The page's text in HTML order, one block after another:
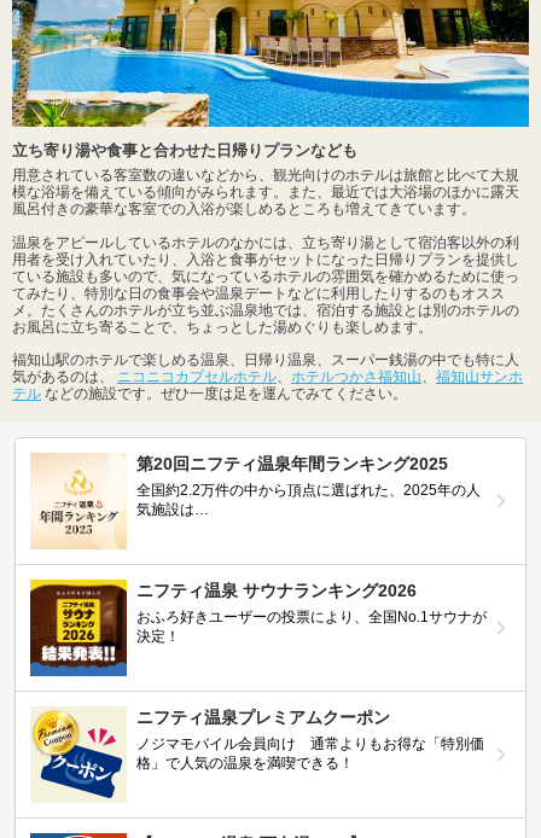
立ち寄り湯や食事と合わせた日帰りプランなども
用意されている客室数の違いなどから、観光向けのホテルは旅館と比べて大規
模な浴場を備えている傾向がみられます。また、最近では大浴場のほかに露天
風呂付きの豪華な客室での入浴が楽しめるところも増えてきています。
温泉をアピールしているホテルのなかには、立ち寄り湯として宿泊客以外の利
用者を受け入れていたり、入浴と食事がセットになった日帰りプランを提供し
ている施設も多いので、気になっているホテルの雰囲気を確かめるために使っ
てみたり、特別な日の食事会や温泉デートなどに利用したりするのもオスス
メ。たくさんのホテルが立ち並ぶ温泉地では、宿泊する施設とは別のホテルの
お風呂に立ち寄ることで、ちょっとした湯めぐりも楽しめます。
福知山駅のホテルで楽しめる温泉、日帰り温泉、スーパー銭湯の中でも特に人
気があるのは、
ニコニコカプセルホテル ホテルつかさ福知山
福知山サンホ
テル などの施設です。ぜひ一度は足を運んでみてください。
第20回ニフティ温泉年間ランキング2025
全国約2.2万件の中から頂点に選ばれた、2025年の人
気施設は…
ニフティ温泉 サウナランキング2026
おふろ好きユーザーの投票により、全国No.1サウナが
決定！
ニフティ温泉プレミアムクーポン
ノジマモバイル会員向け 通常よりもお得な「特別価
格」で人気の温泉を満喫できる！